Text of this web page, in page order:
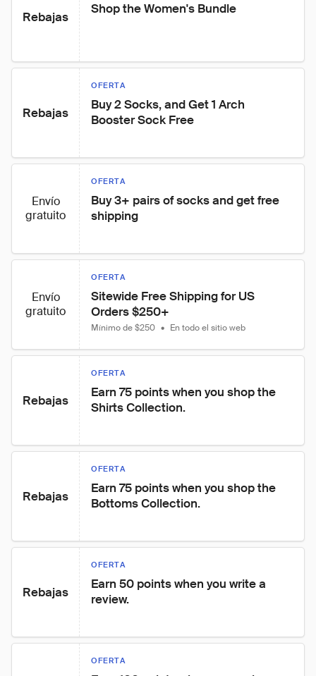
Rebajas
Shop the Women's Bundle
Rebajas
OFERTA
Buy 2 Socks, and Get 1 Arch
Booster Sock Free
Envío
gratuito
OFERTA
Buy 3+ pairs of socks and get free
shipping
Envío
gratuito
OFERTA
Sitewide Free Shipping for US
Orders $250+
Mínimo de $250 • En todo el sitio web
Rebajas
OFERTA
Earn 75 points when you shop the
Shirts Collection.
Rebajas
OFERTA
Earn 75 points when you shop the
Bottoms Collection.
Rebajas
OFERTA
Earn 50 points when you write a
review.
OFERTA